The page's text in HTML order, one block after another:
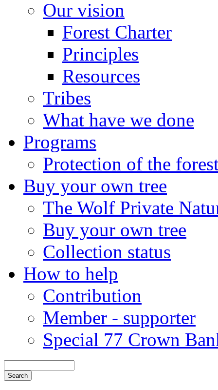
Our vision
Forest Charter
Principles
Resources
Tribes
What have we done
Programs
Protection of the
Buy your own tree
The Wolf Private
Buy your own tree
Collection status
How to help
Contribution
Member - supporter
Special 77 Crown